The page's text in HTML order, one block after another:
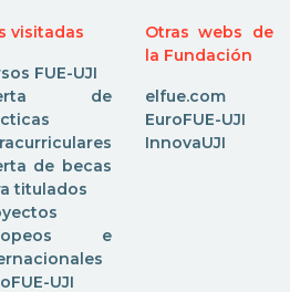
visitadas
FUE-UJI
de
de becas
titulados
e
UJI
Otras webs de
la Fundación
elfue.com
EuroFUE-UJI
InnovaUJI